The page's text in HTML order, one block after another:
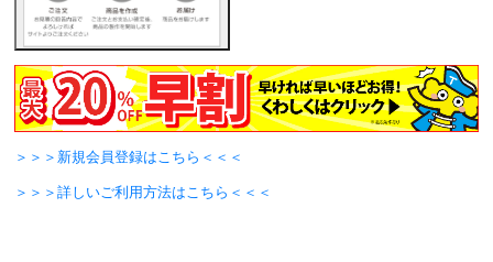
＞＞＞新規会員登録はこちら＜＜＜
＞＞＞詳しいご利用方法はこちら＜＜＜